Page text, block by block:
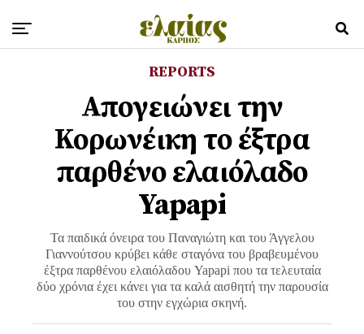
REPORTS
Απογειώνει την
Κορωνέικη το έξτρα
παρθένο ελαιόλαδο
Yapapi
Τα παιδικά όνειρα του Παναγιώτη και του Άγγελου
Γιαννούτσου κρύβει κάθε σταγόνα του βραβευµένου
έξτρα παρθένου ελαιόλαδου Yapapi που τα τελευταία
δύο χρόνια έχει κάνει για τα καλά αισθητή την παρουσία
του στην εγχώρια σκηνή.